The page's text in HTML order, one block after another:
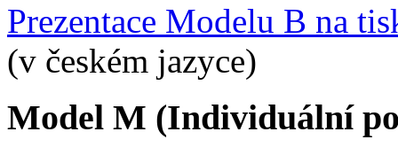
Prezentace Modelu B na
(v českém jazyce)
Model M (Individuální